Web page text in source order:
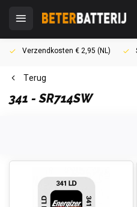
Verzendkosten € 2,95 (NL)
Terug
341 - SR714SW